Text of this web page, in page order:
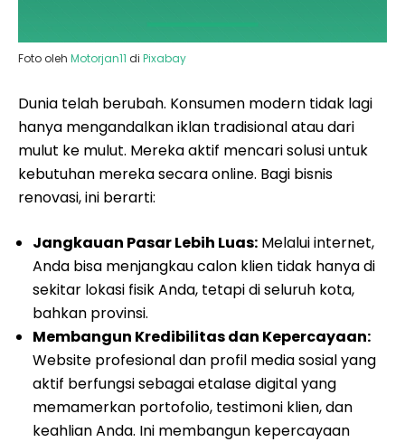
Foto oleh Motorjan11 di Pixabay
Dunia telah berubah. Konsumen modern tidak lagi
hanya mengandalkan iklan tradisional atau dari
mulut ke mulut. Mereka aktif mencari solusi untuk
kebutuhan mereka secara online. Bagi bisnis
renovasi, ini berarti:
Jangkauan Pasar Lebih Luas: Melalui internet,
Anda bisa menjangkau calon klien tidak hanya di
sekitar lokasi fisik Anda, tetapi di seluruh kota,
bahkan provinsi.
Membangun Kredibilitas dan Kepercayaan:
Website profesional dan profil media sosial yang
aktif berfungsi sebagai etalase digital yang
memamerkan portofolio, testimoni klien, dan
keahlian Anda. Ini membangun kepercayaan